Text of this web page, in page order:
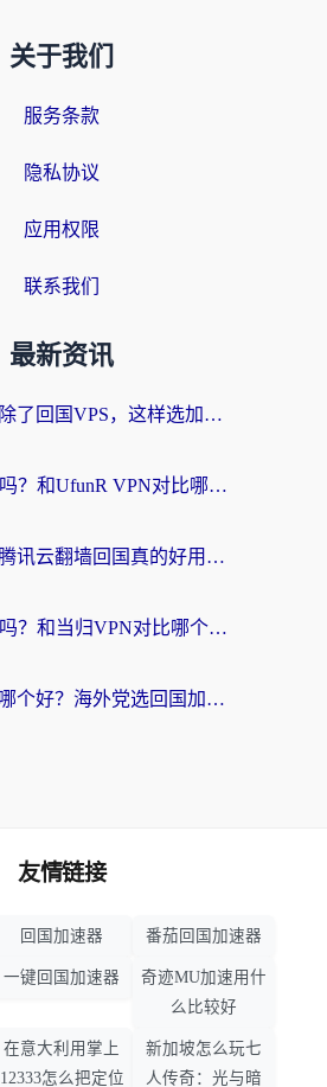
关于我们
服务条款
隐私协议
应用权限
联系我们
最新资讯
海外党必看：除了回国VPS，这样选加速器也能无缝刷国内资源？
迅游VPN好用吗？和UfunR VPN对比哪个回国效果更好？海外党亲测避坑指南
海外党必看：腾讯云翻墙回国真的好用吗？+ 3步选对回国加速器指南
穿梭VPN好用吗？和当归VPN对比哪个回国效果更好？海外党亲测实用指南
穿梭和六毫秒哪个好？海外党选回国加速器的避坑指南，附番茄加速器实测
友情链接
回国加速器 番茄回国加速器
一键回国加速器
奇迹MU加速用什
么比较好
在意大利用掌上
12333怎么把定位
新加坡怎么玩七
人传奇：光与暗